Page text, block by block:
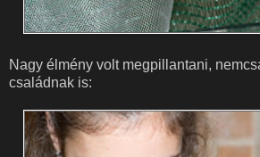
Nagy élmény volt megpillantani,
családnak is: